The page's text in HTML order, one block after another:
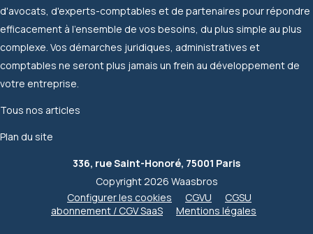
d'avocats, d'experts-comptables et de partenaires pour répondre
efficacement à l'ensemble de vos besoins, du plus simple au plus
complexe. Vos démarches juridiques, administratives et
comptables ne seront plus jamais un frein au développement de
votre entreprise.
Tous nos articles
Plan du site
336, rue Saint-Honoré, 75001 Paris
Copyright 2026 Waasbros
Configurer les cookies
CGVU
CGSU
abonnement / CGV SaaS
Mentions légales